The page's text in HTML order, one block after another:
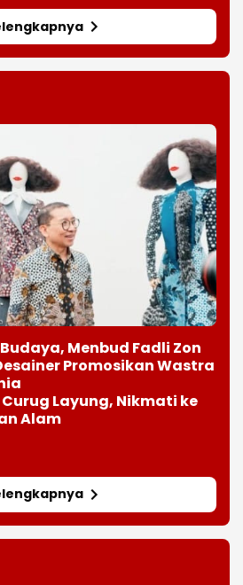
Menbud Fadli Zon
Promosikan Wastra
Layung, Nikmati ke
Alam